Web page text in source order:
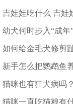
吉娃娃吃什么 吉娃
幼犬何时步入“成年
如何给金毛犬修剪
新手怎么把鹦鹉鱼
猫咪也有狂犬病吗
猫咪一直吃猫粮有